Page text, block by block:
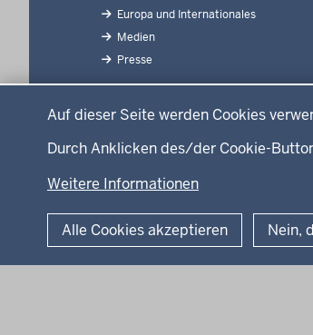
Auf dieser Seite werden Cookies
Durch Anklicken des/der Cookie-
Weitere Informationen
Alle Cookies akzeptieren Nein,
Europa und Internationales
Medien
Presse